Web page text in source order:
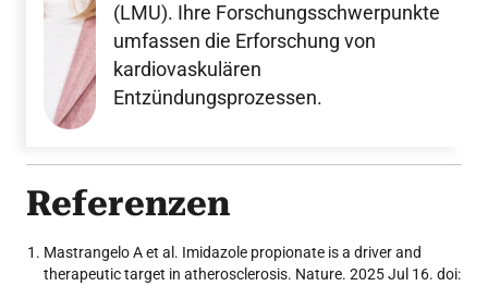
(LMU). Ihre Forschungsschwerpunkte
umfassen die Erforschung von
kardiovaskulären
Entzündungsprozessen.
Referenzen
Mastrangelo A et al. Imidazole propionate is a driver and
therapeutic target in atherosclerosis. Nature. 2025 Jul 16. doi: